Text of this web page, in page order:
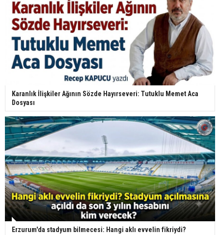
Karanlık İlişkiler Ağının Sözde Hayırseveri: Tutuklu Memet Aca
Dosyası
Erzurum'da stadyum bilmecesi: Hangi aklı evvelin fikriydi?